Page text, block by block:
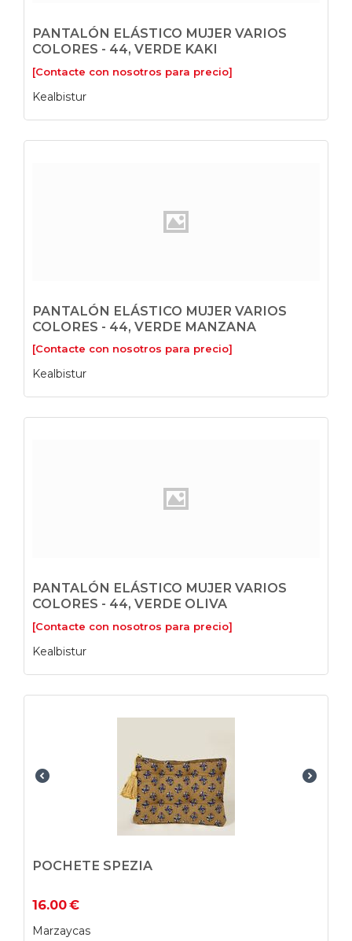
PANTALÓN ELÁSTICO MUJER VARIOS
COLORES - 44, VERDE KAKI
[Contacte con nosotros para precio]
Kealbistur
PANTALÓN ELÁSTICO MUJER VARIOS
COLORES - 44, VERDE MANZANA
[Contacte con nosotros para precio]
Kealbistur
PANTALÓN ELÁSTICO MUJER VARIOS
COLORES - 44, VERDE OLIVA
[Contacte con nosotros para precio]
Kealbistur
POCHETE SPEZIA
16.00€
Marzaycas